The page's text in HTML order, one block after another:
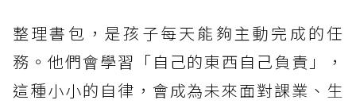
整理書包，是孩子每天能夠主動完成的任
務。他們會學習「自己的東西自己負責」，
這種小小的自律，會成為未來面對課業、生